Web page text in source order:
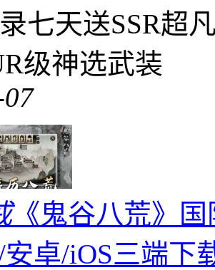
七天送SSR超
级神选武装
《鬼谷八荒》国
安卓/iOS三端下